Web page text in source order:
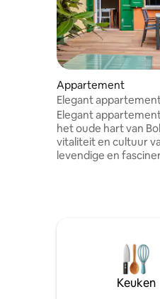
Appartement
Elegant
Downtown
Elegant
het oude hart van
vitaliteit en cultuur
levendige en
Italië volledig te
voor korte of lange
te voelen in termen
omgeving in een
steden in Italië ,
korte periode , voor
Keuken